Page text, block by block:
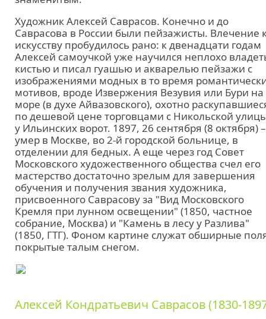
Художник Алексей Саврасов. Конечно и до
Саврасова в России были пейзажисты. Влечение
искусству пробудилось рано: к двенадцати годам
Алексей самоучкой уже научился неплохо
кистью и писал гуашью и акварелью пейзажи с
изображениями модных в то время
мотивов, вроде Извержения Везувия или Бури на
море (в духе Айвазовского), охотно
по дешевой цене торговцами с Никольской
у Ильинских ворот. 1897, 26 сентября (8 октября) –
умер в Москве, во 2-й городской больнице, в
отделении для бедных. А еще через год Совет
Московского художественного общества счел его
мастерство достаточно зрелым для завершения
обучения и получения звания художника,
присвоенного Саврасову за "Вид Московского
Кремля при лунном освещении" (1850, частное
собрание, Москва) и "Камень в лесу у Разлива"
(1850, ГТГ). Фоном картине служат обширные
покрытые талым снегом.
Алексей Кондратьевич Саврасов (1830-